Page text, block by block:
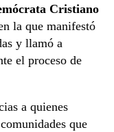
Cristiano
la que manifestó
y llamó a
el proceso de
a quienes
que